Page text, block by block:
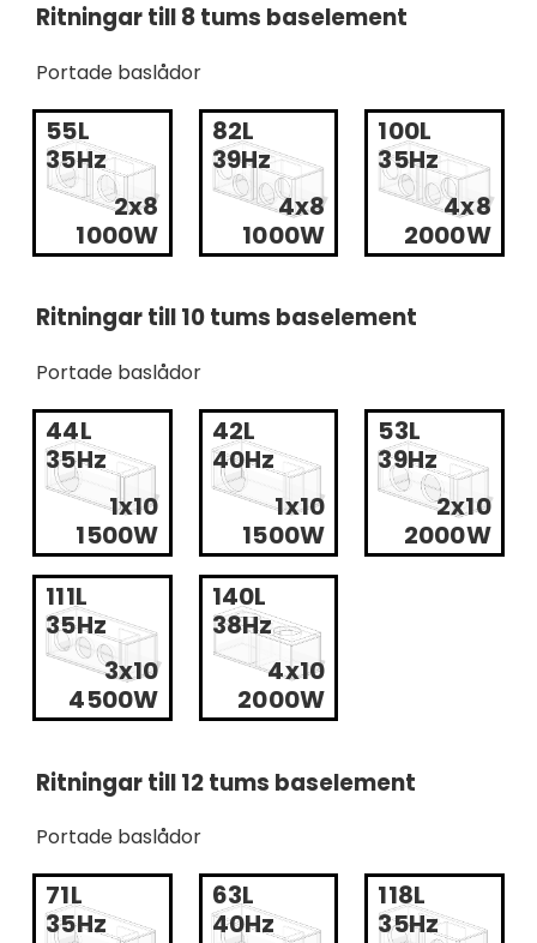
Ritningar till 8 tums baselement
Portade baslådor
55L
35Hz
1000W
2x8
82L
39Hz
1000W
4x8
100L
35Hz
2000W
4x8
Ritningar till 10 tums baselement
Portade baslådor
44L
35Hz
1500W
1x10
42L
40Hz
1500W
1x10
53L
39Hz
2000W
2x10
111L
35Hz
4500W
3x10
140L
38Hz
2000W
4x10
Ritningar till 12 tums baselement
Portade baslådor
71L
35Hz
63L
40Hz
118L
35Hz